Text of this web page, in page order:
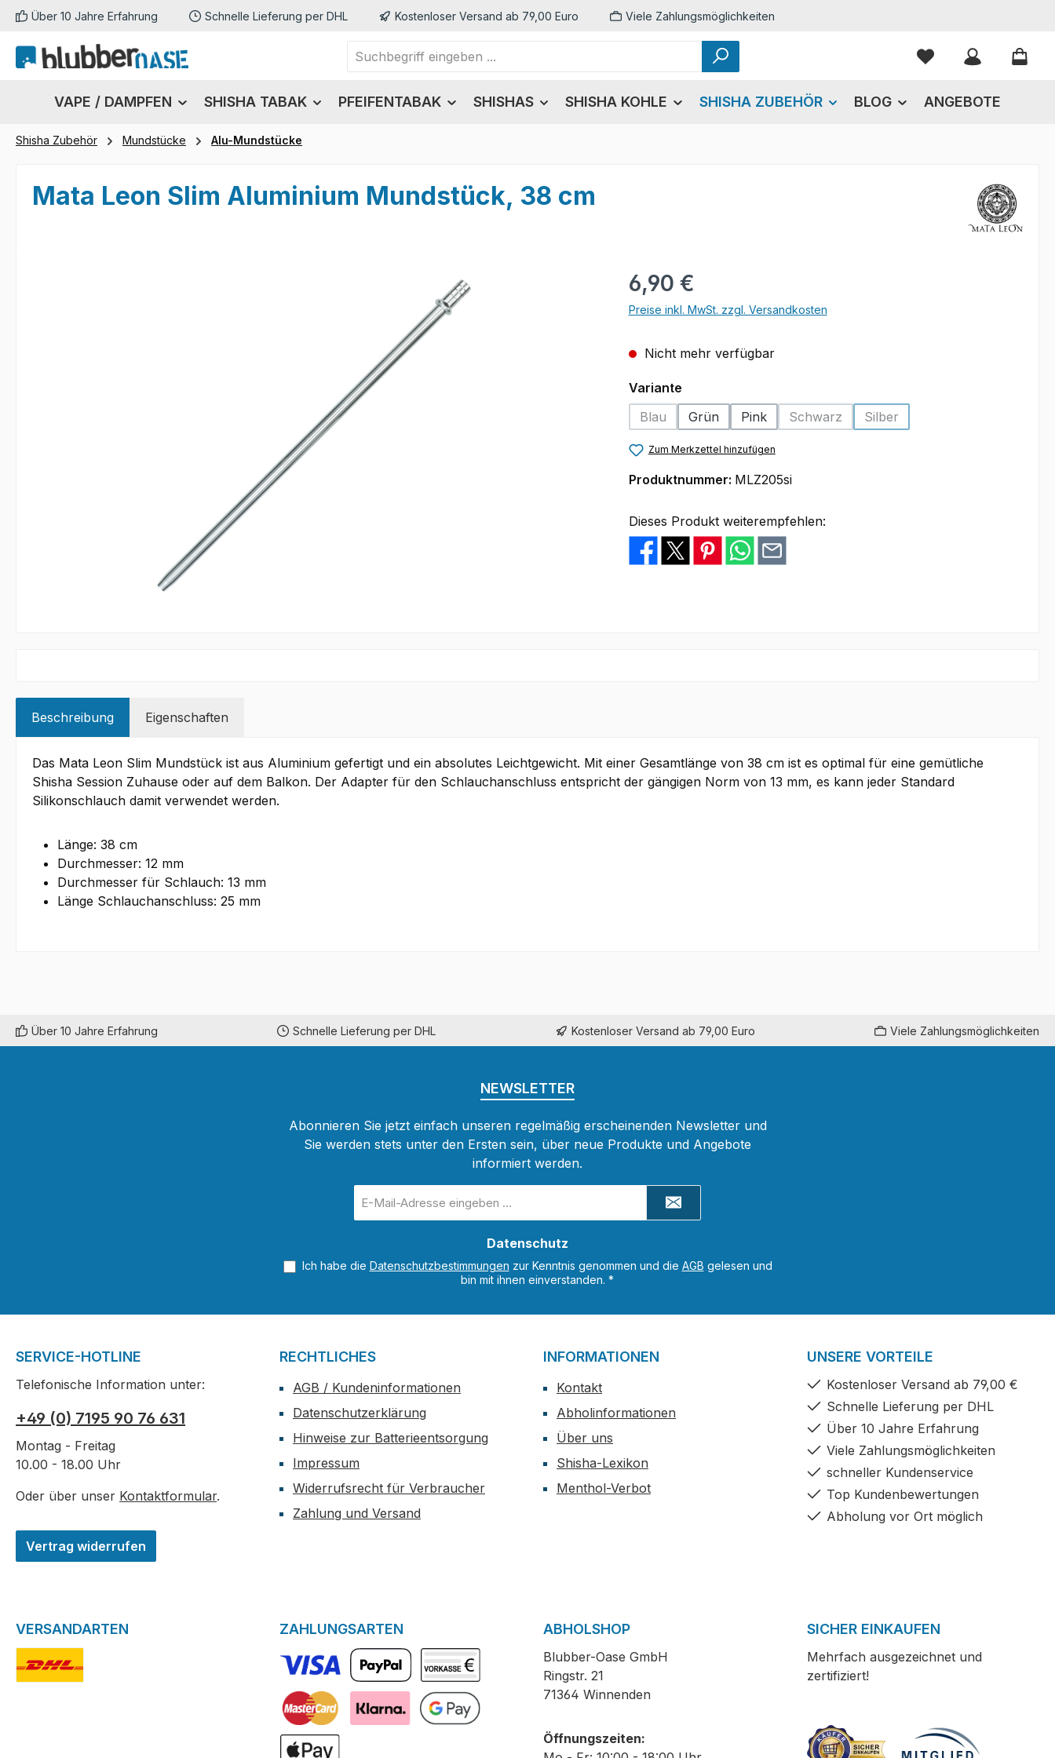
Hauptinhalt springen
Zur Suche springen
Zur Hauptnavigation springen
Über 10 Jahre Erfahrung Schnelle Lieferung per DHL Kostenloser Versand ab 79,00 Euro Viele Zahlungsmöglichkeiten
Du hast 0
VAPE / DAMPFEN SHISHA TABAK PFEIFENTABAK SHISHAS SHISHA KOHLE SHISHA ZUBEHÖR BLOG ANGEBOTE
Shisha Zubehör Mundstücke Alu-Mundstücke
Mata Leon Slim Aluminium Mundstück, 38 cm
Regulärer Preis:
6,90 €
Preise inkl. MwSt. zzgl. Versandkosten
Nicht mehr verfügbar
Varianteauswählen
Blau
(Diese Option ist zurzeit nicht verfügbar.)
Grün Pink Schwarz
(Diese Option ist zurzeit nicht verfügbar.)
Silber
(Diese Option ist zurzeit nicht
Zum Merkzettel hinzufügen
Produktnummer: MLZ205si
Dieses Produkt weiterempfehlen:
Beschreibung Eigenschaften
Das Mata Leon Slim Mundstück ist aus Aluminium gefertigt und ein absolutes Leichtgewicht. Mit einer Gesamtlänge von 38 cm ist es optimal für eine gemütliche
Shisha Session Zuhause oder auf dem Balkon. Der Adapter für den Schlauchanschluss entspricht der gängigen Norm von 13 mm, es kann jeder Standard
Silikonschlauch damit verwendet werden.
Länge: 38 cm
Durchmesser: 12 mm
Durchmesser für Schlauch: 13 mm
Länge Schlauchanschluss: 25 mm
Über 10 Jahre Erfahrung Schnelle Lieferung per DHL Kostenloser Versand ab 79,00 Euro Viele Zahlungsmöglichkeiten
NEWSLETTER
Abonnieren Sie jetzt einfach unseren regelmäßig erscheinenden Newsletter und
Sie werden stets unter den Ersten sein, über neue Produkte und Angebote
informiert werden.
Mail-
Datenschutz
Ich habe die Datenschutzbestimmungen zur Kenntnis genommen und die AGB gelesen und
bin mit ihnen einverstanden. *
SERVICE-HOTLINE
Telefonische Information unter:
+49 (0) 7195 90 76 631
Montag - Freitag
10.00 - 18.00 Uhr
Oder über unser Kontaktformular.
Vertrag widerrufen
RECHTLICHES
AGB / Kundeninformationen
Datenschutzerklärung
Hinweise zur Batterieentsorgung
Impressum
Widerrufsrecht für Verbraucher
Zahlung und Versand
INFORMATIONEN
Kontakt
Abholinformationen
Über uns
Shisha-Lexikon
Menthol-Verbot
UNSERE VORTEILE
Kostenloser Versand ab 79,00 €
Schnelle Lieferung per DHL
Über 10 Jahre Erfahrung
Viele Zahlungsmöglichkeiten
schneller Kundenservice
Top Kundenbewertungen
Abholung vor Ort möglich
VERSANDARTEN ZAHLUNGSARTEN
Vorkasse
PayPal
Kreditkarte
VISA Logo
ABHOLSHOP
Blubber-Oase GmbH
Ringstr. 21
71364 Winnenden
Öffnungszeiten:
SICHER EINKAUFEN
Mehrfach ausgezeichnet und
zertifiziert!